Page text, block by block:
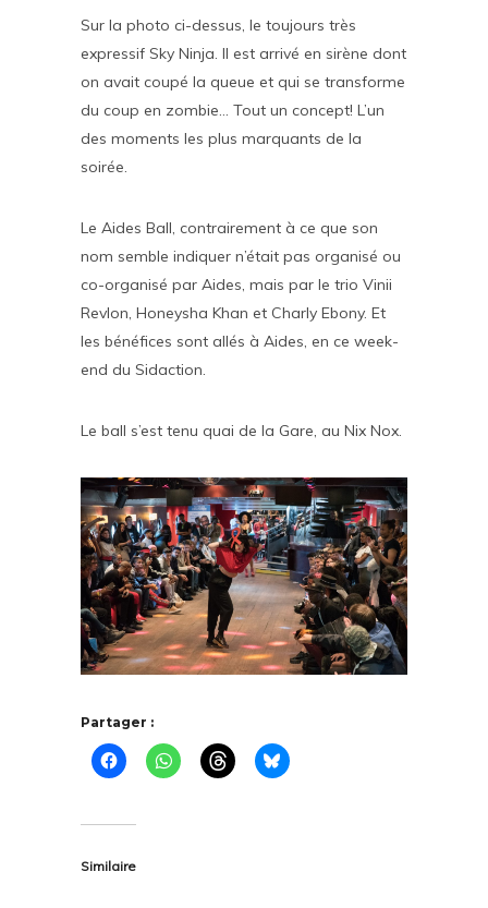
Sur la photo ci-dessus, le toujours très
expressif Sky Ninja. Il est arrivé en sirène dont
on avait coupé la queue et qui se transforme
du coup en zombie… Tout un concept! L’un
des moments les plus marquants de la
soirée.
Le Aides Ball, contrairement à ce que son
nom semble indiquer n’était pas organisé ou
co-organisé par Aides, mais par le trio Vinii
Revlon, Honeysha Khan et Charly Ebony. Et
les bénéfices sont allés à Aides, en ce week-
end du Sidaction.
Le ball s’est tenu quai de la Gare, au Nix Nox.
Partager :
Similaire